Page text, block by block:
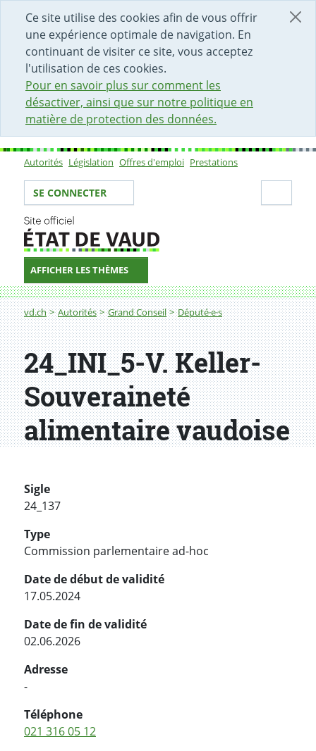
Ce site utilise des cookies afin de vous offrir
une expérience optimale de navigation. En
continuant de visiter ce site, vous acceptez
l'utilisation de ces cookies.
Pour en savoir plus sur comment les
désactiver, ainsi que sur notre politique en
matière de protection des données.
DÉBUT DU CONTENU DE LA PAGE
ACCÈS AU CHAMP DE RECHERCHE
PAGE D'ACCUEIL
FORMULAIRE DE CONTACT
Sous-navigation
Autorités Législation Offres d'emploi Prestations
Votre identité
SE CONNECTER
AFFICHER LES THÈMES
Fil d'Ariane
vd.ch Autorités Grand Conseil Député·e·s
24_INI_5-V. Keller-
Souveraineté
alimentaire vaudoise
Sigle
24_137
Type
Commission parlementaire ad-hoc
Date de début de validité
17.05.2024
Date de fin de validité
02.06.2026
Adresse
-
Téléphone
021 316 05 12